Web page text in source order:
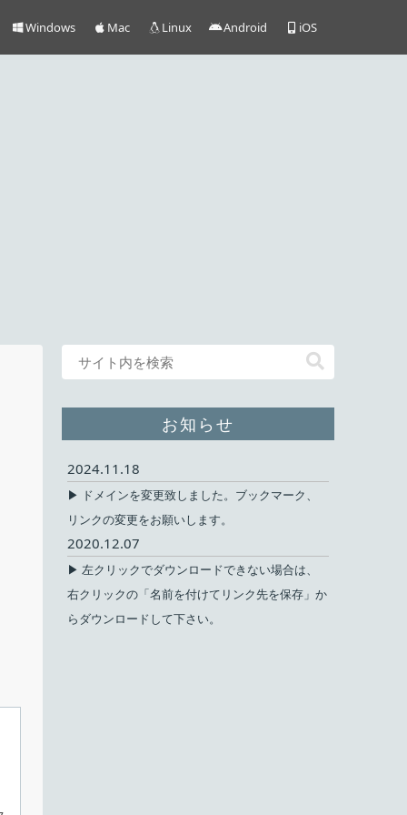
Windows Mac Linux Android iOS
お知らせ
2024.11.18
▶ ドメインを変更致しました。ブックマーク、
リンクの変更をお願いします。
2020.12.07
▶ 左クリックでダウンロードできない場合は、
右クリックの「名前を付けてリンク先を保存」か
らダウンロードして下さい。